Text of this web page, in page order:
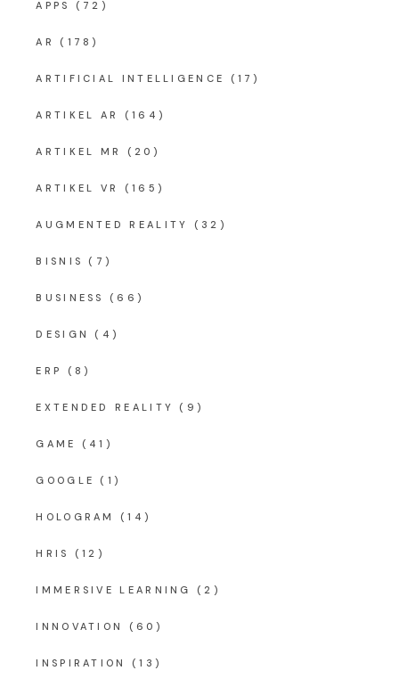
APPS (72)
AR (178)
ARTIFICIAL INTELLIGENCE (17)
ARTIKEL AR (164)
ARTIKEL MR (20)
ARTIKEL VR (165)
AUGMENTED REALITY (32)
BISNIS (7)
BUSINESS (66)
DESIGN (4)
ERP (8)
EXTENDED REALITY (9)
GAME (41)
GOOGLE (1)
HOLOGRAM (14)
HRIS (12)
IMMERSIVE LEARNING (2)
INNOVATION (60)
INSPIRATION (13)